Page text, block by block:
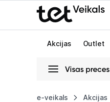
Uz kategorijam
Akcijas Outlet
Visas preces
e-veikals Akcijas